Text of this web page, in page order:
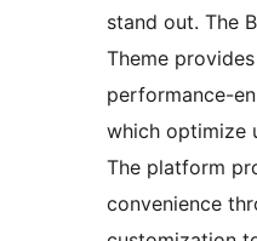
stand out. The
Theme
performance-
which optimize
The platform
convenience